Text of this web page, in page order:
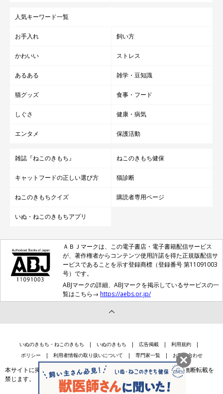
人気キーワード一覧
お手入れ 飼い方
かわいい ストレス
あるある 雑学・豆知識
猫グッズ 食事・フード
しぐさ 健康・病気
エンタメ 保護活動
雑誌『ねこのきもち』 ねこのきもち健保
キャットフードの正しい選び方 猫診断
ねこのきもちクイズ 購読者専用ページ
いぬ・ねこのきもちアプリ
ＡＢＪマークは、この電子書店・電子書籍配信サービス
が、著作権者からコンテンツ使用許諾を得た正規版配信サ
ービスであることを示す登録商標（登録番号 第11091003
号）です。
ABJマークの詳細、ABJマークを掲示しているサービスの一
覧はこちら→ https://aebs.or.jp/
いぬのきもち・ねこのきもち いぬのきもち 広告掲載
利用規約
ポリシー
利用者情報の取り扱いについて 専門家一覧 お問い合わせ
本サイトに掲載されている記事・写真・イラスト等のコンテンツの無断転載を
禁じます。